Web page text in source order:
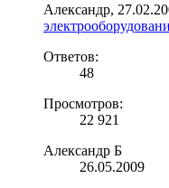
Александр,
Ответов:
48
Просмотров:
22 921
Александр Б
26.05.2009